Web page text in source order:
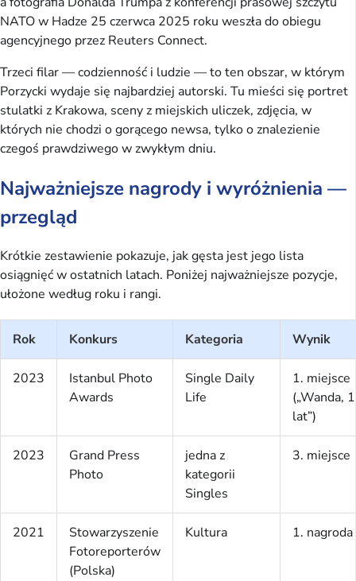
NATO w Hadze 25 czerwca 2025 roku weszła do obiegu
agencyjnego przez Reuters Connect.
Trzeci filar — codzienność i ludzie — to ten obszar, w którym
Porzycki wydaje się najbardziej autorski. Tu mieści się portret
stulatki z Krakowa, sceny z miejskich uliczek, zdjęcia, w
których nie chodzi o gorącego newsa, tylko o znalezienie
czegoś prawdziwego w zwykłym dniu.
Najważniejsze nagrody i wyróżnienia —
przegląd
Krótkie zestawienie pokazuje, jak gęsta jest jego lista
osiągnięć w ostatnich latach. Poniżej najważniejsze pozycje,
ułożone według roku i rangi.
Rok Konkurs Kategoria Wynik
2023
Istanbul Photo
Awards
Single Daily
Life
1. miejsce
(„Wanda,
lat”)
2023
Grand Press
Photo
jedna z
kategorii
Singles
3. miejsce
2021
Stowarzyszenie
Fotoreporterów
(Polska)
Kultura 1. nagroda